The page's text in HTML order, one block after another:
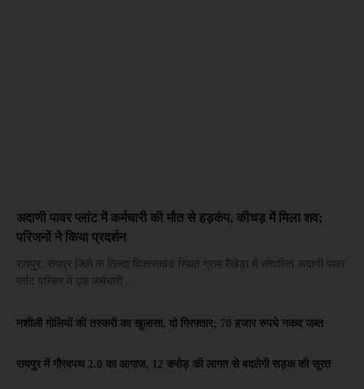
अदाणी पावर प्लांट में कर्मचारी की मौत से हड़कंप, कीचड़ में मिला शव;
परिजनों ने किया प्रदर्शन
रायपुर: रायपुर जिले के तिल्दा विकासखंड स्थित ग्राम रैखेड़ा में संचालित अदाणी पावर
प्लांट परिसर में एक कर्मचारी...
नशीली गोलियों की तस्करी का खुलासा, दो गिरफ्तार; 70 हजार रुपये नकद जब्त
रायपुर में गौरवपथ 2.0 का आगाज, 12 करोड़ की लागत से बदलेगी सड़क की सूरत